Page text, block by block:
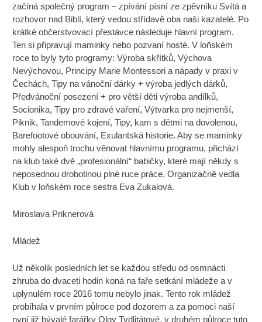
začíná společný program – zpívání písní ze zpěvníku Svítá a
rozhovor nad Biblí, který vedou střídavě oba naši kazatelé. Po
krátké občerstvovací přestávce následuje hlavní program.
Ten si připravují maminky nebo pozvaní hosté. V loňském
roce to byly tyto programy: Výroba skřítků, Výchova
Nevýchovou, Principy Marie Montessori a nápady v praxi v
Čechách, Tipy na vánoční dárky + výroba jedlých dárků,
Předvánoční posezení + pro větší děti výroba andílků,
Socionika, Tipy pro zdravé vaření, Výtvarka pro nejmenší,
Piknik, Tandemové kojení, Tipy, kam s dětmi na dovolenou,
Barefootové obouvání, Exulantská historie. Aby se maminky
mohly alespoň trochu věnovat hlavnímu programu, přichází
na klub také dvě „profesionální“ babičky, které mají někdy s
neposednou drobotinou plné ruce práce. Organizačně vedla
Klub v loňském roce sestra Eva Zukalová.
Miroslava Priknerová
Mládež
Už několik posledních let se každou středu od osmnácti
zhruba do dvaceti hodin koná na faře setkání mládeže a v
uplynulém roce 2016 tomu nebylo jinak. Tento rok mládež
probíhala v prvním půlroce pod dozorem a za pomoci naší
nyní již bývalé farářky Olgy Tydlitátové, v druhém půlroce tuto